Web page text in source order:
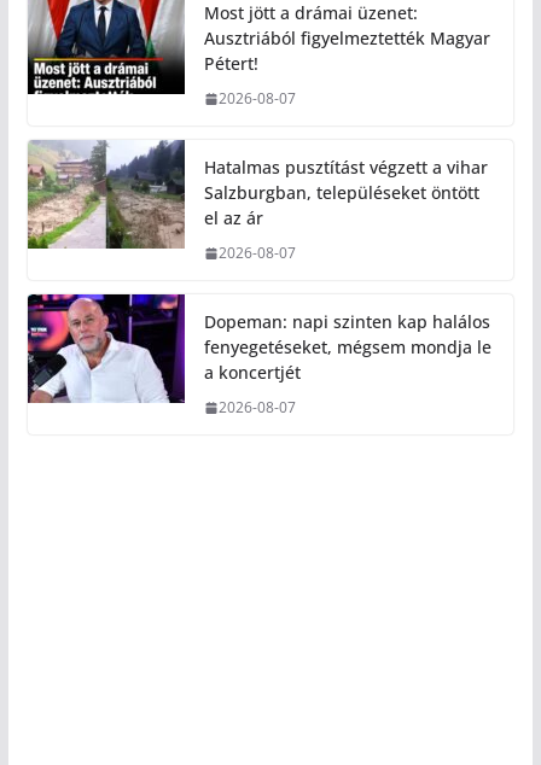
Most jött a drámai üzenet:
Ausztriából figyelmeztették Magyar
Pétert!
2026-08-07
Hatalmas pusztítást végzett a vihar
Salzburgban, településeket öntött
el az ár
2026-08-07
Dopeman: napi szinten kap halálos
fenyegetéseket, mégsem mondja le
a koncertjét
2026-08-07